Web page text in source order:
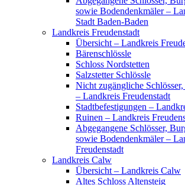
sowie Bodendenkmäler –
Stadt Baden-Baden
Landkreis Freudenstadt
Übersicht – Landkreis
Bärenschlössle
Schloss Nordstetten
Salzstetter Schlössle
Nicht zugängliche
– Landkreis Freudenstadt
Stadtbefestigungen –
Ruinen – Landkreis
Abgegangene Schlösser,
sowie Bodendenkmäler –
Freudenstadt
Landkreis Calw
Übersicht – Landkreis Calw
Altes Schloss Altensteig